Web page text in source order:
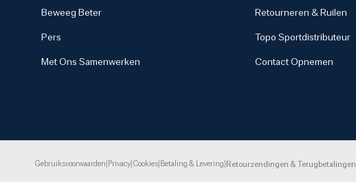
Beweeg Beter
Pers
Met Ons Samenwerken
Retourneren & Ruilen
Topo Sportdistributeur
Contact Opnemen
Gebruiksvoorwaarden Privacy Cookies Betaling & Levering Retourzendingen & Terugbetalingen